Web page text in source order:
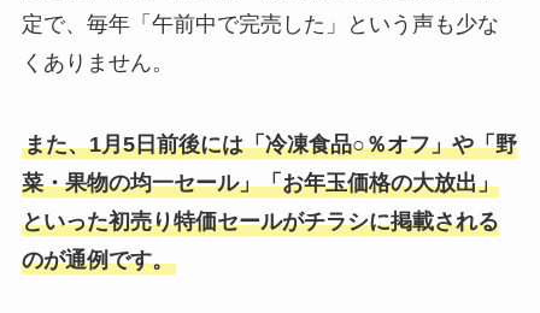
定で、毎年「午前中で完売した」という声も少な
くありません。
また、1月5日前後には「冷凍食品○％オフ」や「野
菜・果物の均一セール」「お年玉価格の大放出」
といった初売り特価セールがチラシに掲載される
のが通例です。